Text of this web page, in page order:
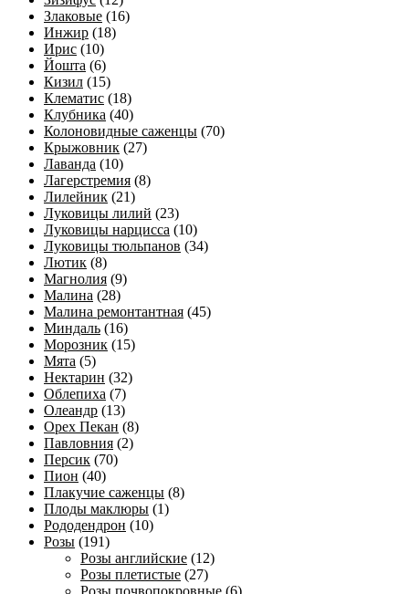
Злаковые (16)
Инжир (18)
Ирис (10)
Йошта (6)
Кизил (15)
Клематис (18)
Клубника (40)
Колоновидные саженцы (70)
Крыжовник (27)
Лаванда (10)
Лагерстремия (8)
Лилейник (21)
Луковицы лилий (23)
Луковицы нарцисса (10)
Луковицы тюльпанов (34)
Лютик (8)
Магнолия (9)
Малина (28)
Малина ремонтантная (45)
Миндаль (16)
Морозник (15)
Мята (5)
Нектарин (32)
Облепиха (7)
Олеандр (13)
Орех Пекан (8)
Павловния (2)
Персик (70)
Пион (40)
Плакучие саженцы (8)
Плоды маклюры (1)
Рододендрон (10)
Розы (191)
Розы английские (12)
Розы плетистые (27)
Розы почвопокровные (6)